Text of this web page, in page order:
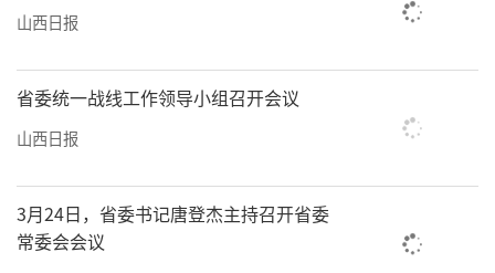
山西日报
省委统一战线工作领导小组召开会议
山西日报
3月24日，省委书记唐登杰主持召开省委
常委会会议